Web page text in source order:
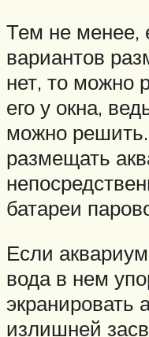
Тем не менее,
вариантов
нет, то можно
его у окна,
можно
размещать
батареи
Если
вода в нем
экранировать
излишней